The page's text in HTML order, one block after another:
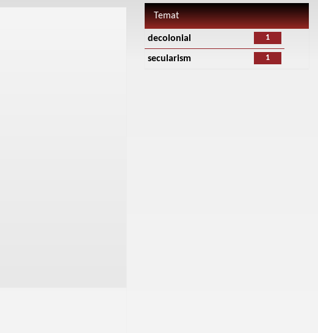
Temat
1
decolonial
1
secularism